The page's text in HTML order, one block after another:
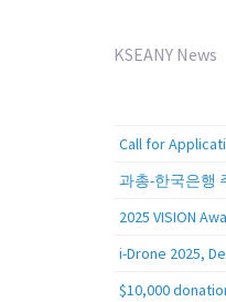
KSEANY News
2025 VISION
$10,000